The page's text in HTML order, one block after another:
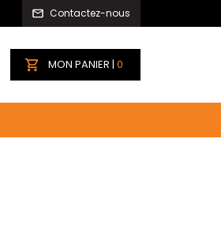
Contactez-nous
MON PANIER | 0